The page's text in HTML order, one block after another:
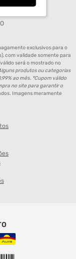
exclusivos para o
com validade somente para
será o mostrado no
produtos ou categorias
ao mês. *Cupom válido
no site para garantir o
Imagens meramente